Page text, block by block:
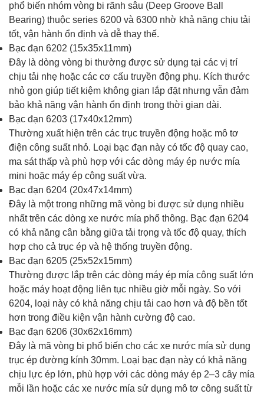
phổ biến nhóm vòng bi rãnh sâu (Deep Groove Ball
Bearing) thuộc series 6200 và 6300 nhờ khả năng chịu tải
tốt, vận hành ổn định và dễ thay thế.
Bạc đạn 6202 (15x35x11mm)
Đây là dòng vòng bi thường được sử dụng tại các vị trí
chịu tải nhẹ hoặc các cơ cấu truyền động phụ. Kích thước
nhỏ gọn giúp tiết kiệm không gian lắp đặt nhưng vẫn đảm
bảo khả năng vận hành ổn định trong thời gian dài.
Bạc đạn 6203 (17x40x12mm)
Thường xuất hiện trên các trục truyền động hoặc mô tơ
điện công suất nhỏ. Loại bạc đạn này có tốc độ quay cao,
ma sát thấp và phù hợp với các dòng máy ép nước mía
mini hoặc máy ép công suất vừa.
Bạc đạn 6204 (20x47x14mm)
Đây là một trong những mã vòng bi được sử dụng nhiều
nhất trên các dòng xe nước mía phổ thông. Bạc đạn 6204
có khả năng cân bằng giữa tải trọng và tốc độ quay, thích
hợp cho cả trục ép và hệ thống truyền động.
Bạc đạn 6205 (25x52x15mm)
Thường được lắp trên các dòng máy ép mía công suất lớn
hoặc máy hoạt động liên tục nhiều giờ mỗi ngày. So với
6204, loại này có khả năng chịu tải cao hơn và độ bền tốt
hơn trong điều kiện vận hành cường độ cao.
Bạc đạn 6206 (30x62x16mm)
Đây là mã vòng bi phổ biến cho các xe nước mía sử dụng
trục ép đường kính 30mm. Loại bạc đạn này có khả năng
chịu lực ép lớn, phù hợp với các dòng máy ép 2–3 cây mía
mỗi lần hoặc các xe nước mía sử dụng mô tơ công suất từ